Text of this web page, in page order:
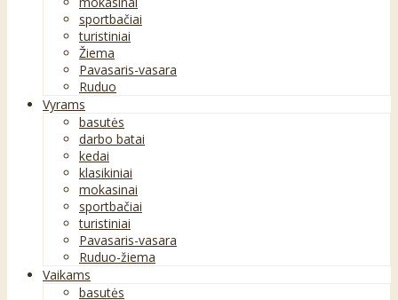
sportbačiai
turistiniai
Žiema
Pavasaris-vasara
Ruduo
Vyrams
basutės
darbo batai
kedai
klasikiniai
mokasinai
sportbačiai
turistiniai
Pavasaris-vasara
Ruduo-žiema
Vaikams
basutės